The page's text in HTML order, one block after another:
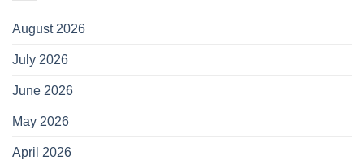
August 2026
July 2026
June 2026
May 2026
April 2026